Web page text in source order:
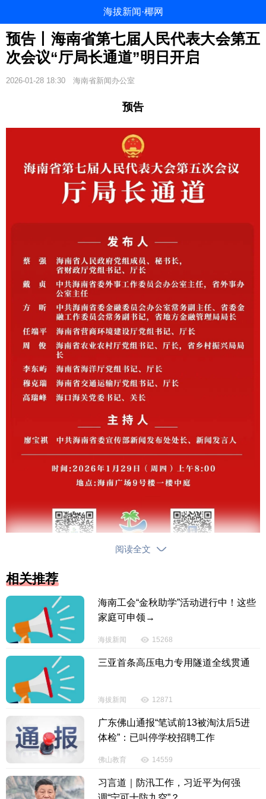
海拔新闻·椰网
预告丨海南省第七届人民代表大会第五
次会议“厅局长通道”明日开启
2026-01-28 18:30 海南省新闻办公室
预告
海南省新闻办公室将于
四）上午8:00在海南广场9号楼一楼中庭举行海南省第
七届人民代表大会第五次会议“厅局长通道”集体采访活
动。邀请海南省人民政府党组成员、秘书长，省财政
厅党组书记、厅长蔡强；中共海南省委外事工作委员
委金融委员会办公室常务副主任、省委金融工作委员
会常务副书记，省地方金融管理局局长方昕；海南省
营商环境建设厅党组书记、厅长任端平；海南省农业
农村厅党组书记、厅长，省乡村振兴局局长周俊；海
南省海洋厅党组书记、厅长李东屿；海南省交通运输
阅读全文
相关推荐
海南工会“金秋助学”活动进行中！这些
家庭可申领→
海拔新闻 15268
三亚首条高压电力专用隧道全线贯通
海拔新闻 12871
广东佛山通报“笔试前13被淘汰后5进
体检”：已叫停学校招聘工作
佛山教育 14559
习言道｜防汛工作，习近平为何强